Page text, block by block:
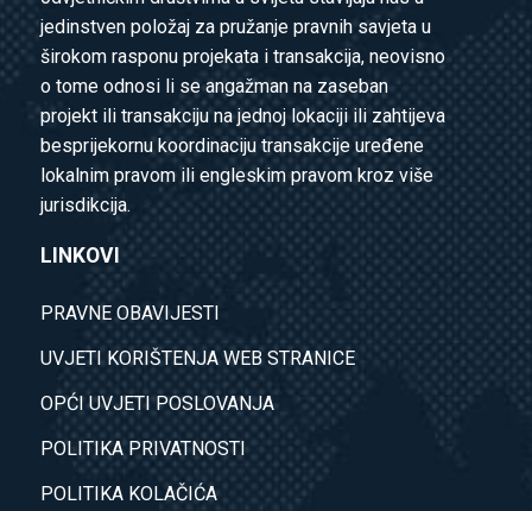
jedinstven položaj za pružanje pravnih savjeta u
širokom rasponu projekata i transakcija, neovisno
o tome odnosi li se angažman na zaseban
projekt ili transakciju na jednoj lokaciji ili zahtijeva
besprijekornu koordinaciju transakcije uređene
lokalnim pravom ili engleskim pravom kroz više
jurisdikcija.
LINKOVI
PRAVNE OBAVIJESTI
UVJETI KORIŠTENJA WEB STRANICE
OPĆI UVJETI POSLOVANJA
POLITIKA PRIVATNOSTI
POLITIKA KOLAČIĆA